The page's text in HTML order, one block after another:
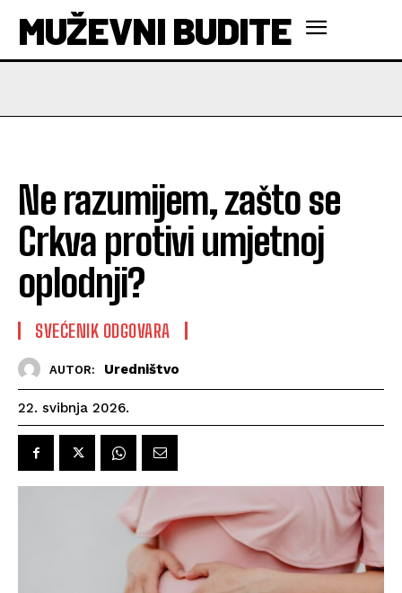
MUŽEVNI BUDITE
Ne razumijem, zašto se
Crkva protivi umjetnoj
oplodnji?
SVEĆENIK ODGOVARA
AUTOR: Uredništvo
22. svibnja 2026.